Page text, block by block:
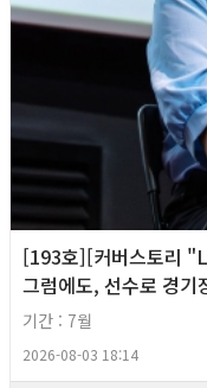
[193호][커버스토리
그럼에도, 선수로 경기
기간 : 7월
2026-08-03 18:14